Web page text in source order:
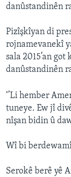
Zimanên Din
danûstandinên
Pizîşkîyan di
rojnamevanekî
sala 2015’an
danûstandinên
‘’Li hember
tuneye. Ew jî
nîşan bidin û
Wî bi
Serokê berê yê